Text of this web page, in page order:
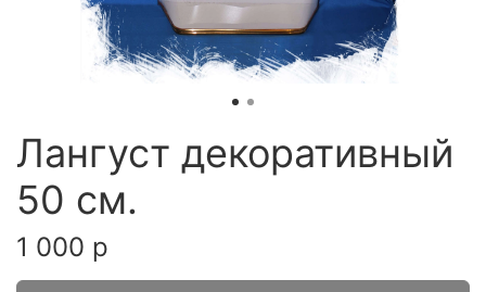
Лангуст декоративный
50 см.
1 000 р